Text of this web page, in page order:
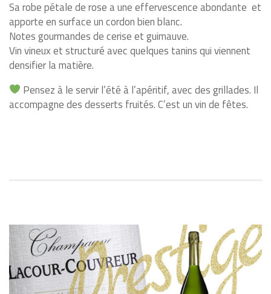
Sa robepétale de rose a une effervescence abondante et
apporte en surface un cordon bien blanc.
Notes gourmandes de cerise et guimauve.
Vin vineux et structuré avec quelques tanins qui viennent
densifier la matière.
Pensez à le servir l’été à l’apéritif, avec des grillades. Il
accompagne des desserts fruités. C’est un vin de fêtes.